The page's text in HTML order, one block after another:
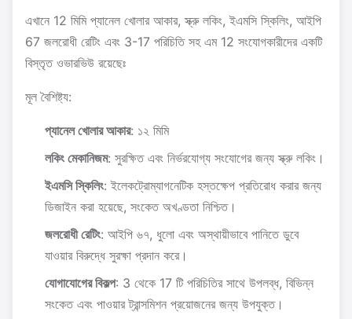
এখানে 12 মিমি প্যানেল খোলার আকার, স্ক্রু লকিং, ইএমসি স্কিলিং, আইপি
67 জলরোধী রেটিং এবং 3-17 পরিচিতি সহ এম 12 সংযোগকারীদের একটি
বিস্তৃত ওভারভিউ রয়েছেঃ
মূল বৈশিষ্ট্য:
প্যানেল খোলার আকার: ১২ মিমি
লকিং মেকানিজম: সুরক্ষিত এবং নির্ভরযোগ্য সংযোগের জন্য স্ক্রু লকিং।
ইএমসি স্কিলিং: ইলেকট্রোম্যাগনেটিক হস্তক্ষেপ প্রতিরোধ করার জন্য
ডিজাইন করা হয়েছে, সংকেত অখণ্ডতা নিশ্চিত।
জলরোধী রেটিং: আইপি ৬৭, ধুলো এবং অস্থায়ীভাবে পানিতে ডুবে
যাওয়ার বিরুদ্ধে সুরক্ষা প্রদান করে।
যোগাযোগের বিকল্প: 3 থেকে 17 টি পরিচিতির সাথে উপলব্ধ, বিভিন্ন
সংকেত এবং পাওয়ার ট্রান্সমিশন প্রয়োজনের জন্য উপযুক্ত।